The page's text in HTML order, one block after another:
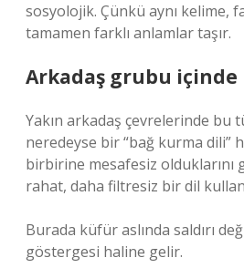
sosyolojik. Çünkü aynı kelime,
tamamen farklı anlamlar taşır.
Arkadaş grubu
Yakın arkadaş çevrelerinde bu
neredeyse bir “bağ kurma dili”
birbirine mesafesiz olduklarını
rahat, daha filtresiz bir dil
Burada küfür aslında saldırı
göstergesi haline gelir.